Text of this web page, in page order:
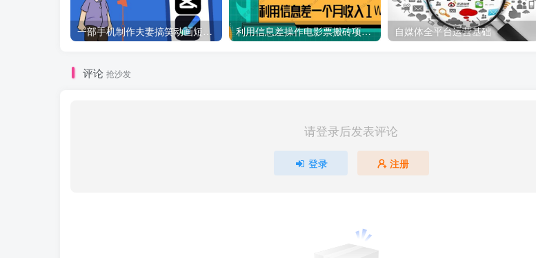
一部手机制作夫妻搞笑动画短视频教程，零基础也能快速上手 利用信息差操作电影票搬砖项目 有流量即可轻松月赚1W+ 自媒体全平台运营基础
评论 抢沙发
请登录后发表评论
登录 注册